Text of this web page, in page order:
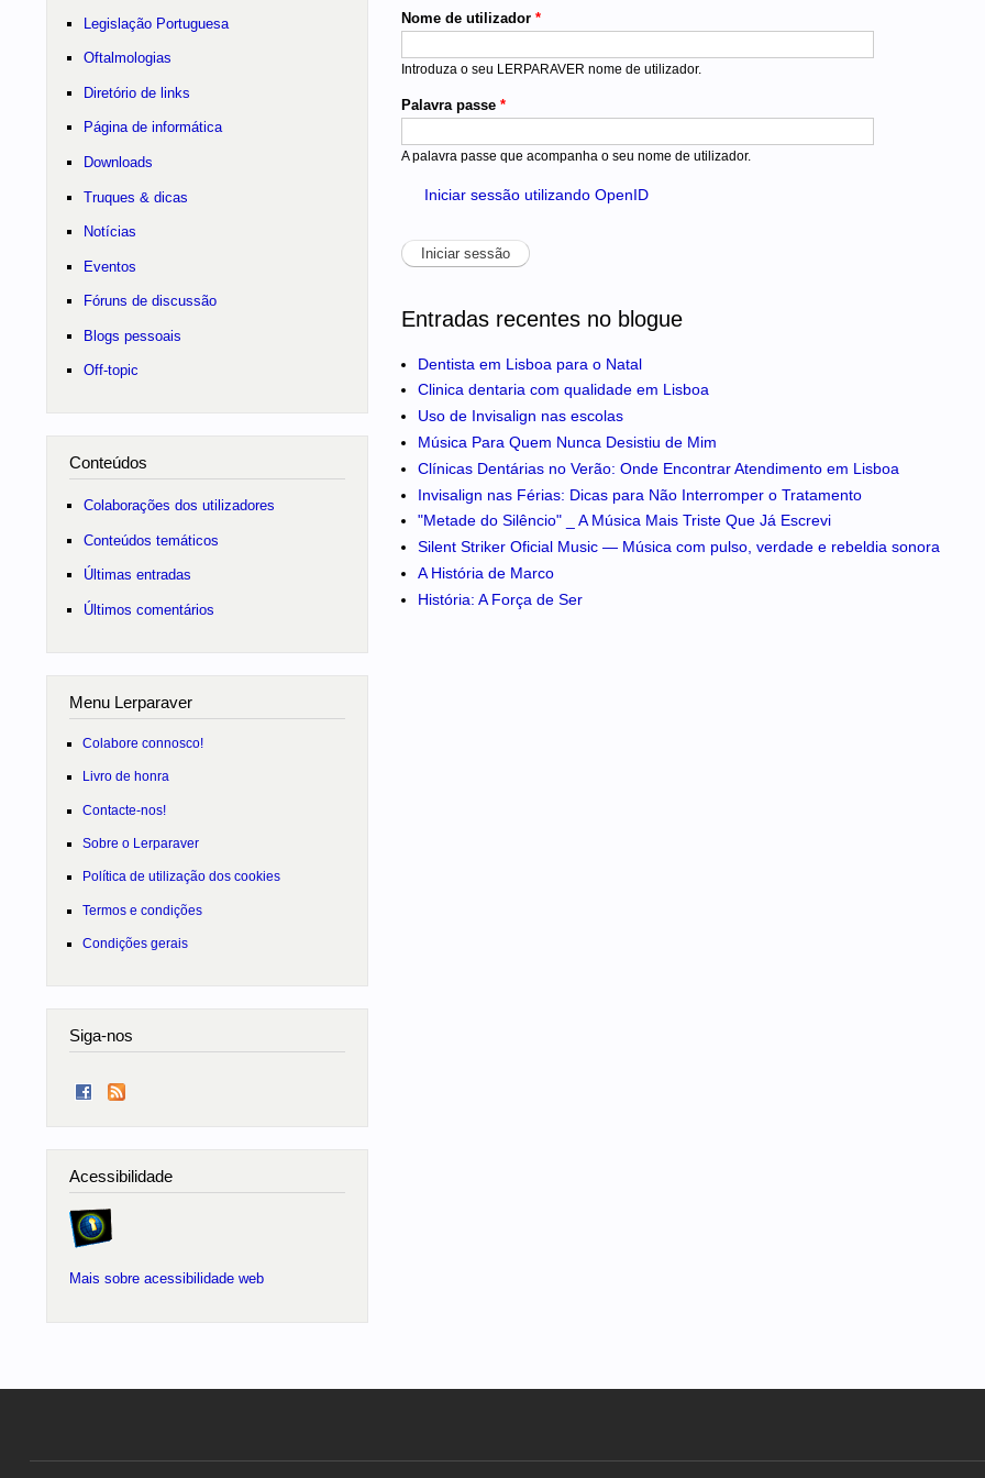
Nome de utilizador *
Introduza o seu LERPARAVER nome de utilizador.
Palavra passe *
A palavra passe que acompanha o seu nome de utilizador.
Iniciar sessão utilizando OpenID
Entradas recentes no blogue
Dentista em Lisboa para o Natal
Clinica dentaria com qualidade em Lisboa
Uso de Invisalign nas escolas
Música Para Quem Nunca Desistiu de Mim
Clínicas Dentárias no Verão: Onde Encontrar Atendimento em Lisboa
Invisalign nas Férias: Dicas para Não Interromper o Tratamento
"Metade do Silêncio" _ A Música Mais Triste Que Já Escrevi
Silent Striker Oficial Music — Música com pulso, verdade e rebeldia sonora
A História de Marco
História: A Força de Ser
Legislação Portuguesa
Oftalmologias
Diretório de links
Página de informática
Downloads
Truques & dicas
Notícias
Eventos
Fóruns de discussão
Blogs pessoais
Off-topic
Conteúdos
Colaborações dos utilizadores
Conteúdos temáticos
Últimas entradas
Últimos comentários
Menu Lerparaver
Colabore connosco!
Livro de honra
Contacte-nos!
Sobre o Lerparaver
Política de utilização dos cookies
Termos e condições
Condições gerais
Siga-nos
Acessibilidade
Mais sobre acessibilidade web